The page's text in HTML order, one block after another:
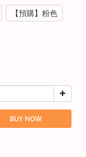
【預購】粉色
BUY NOW